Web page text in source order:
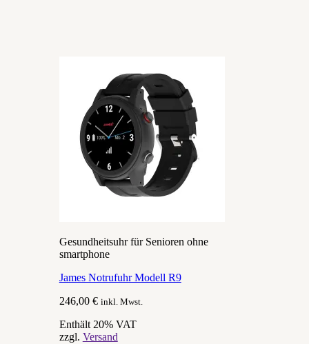
Gesundheitsuhr für Senioren ohne
smartphone
James Notrufuhr Modell R9
246,00 € inkl. Mwst.
Enthält 20% VAT
zzgl. Versand